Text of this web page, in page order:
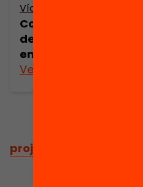
Vídeo
Com millorar el
dels centres
en directe)
Veure’n més
projectes